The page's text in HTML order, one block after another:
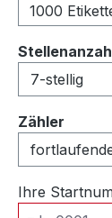
1000
Zähler
Ihre